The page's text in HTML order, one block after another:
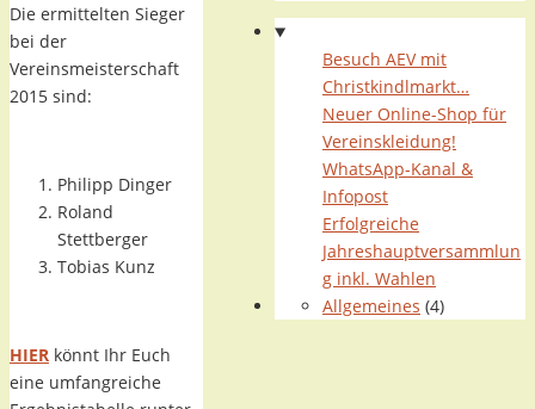
Die ermittelten Sieger
bei der
Vereinsmeisterschaft
2015 sind:
Philipp Dinger
Roland
Stettberger
Tobias Kunz
HIER könnt Ihr Euch
eine umfangreiche
Besuch AEV mit
Christkindlmarkt…
Neuer Online-Shop für
Vereinskleidung!
WhatsApp-Kanal &
Infopost
Erfolgreiche
Jahreshauptversammlun
g inkl. Wahlen
Allgemeines (4)